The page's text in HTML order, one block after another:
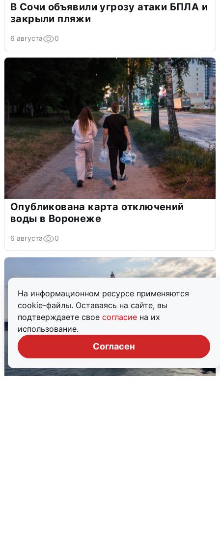
На информационном ресурсе применяются
cookie-файлы. Оставаясь на сайте, вы
подтверждаете свое согласие на их
использование.
Согласен
В Сочи объявили угрозу атаки БПЛА и
закрыли пляжи
6 августа 0
Опубликована карта отключений
воды в Воронеже
6 августа 0